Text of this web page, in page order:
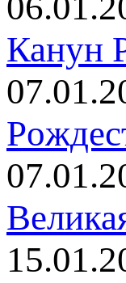
Канун